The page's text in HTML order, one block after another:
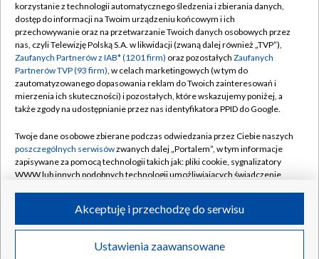
TVP
Abonament TVP
Emisja w TVP
Centrum informacji TVP
Naziemna Telewizja Cyfrowa
Rada Programowa
System NOS
Informacje o nadawcy
Program dla prasy
Regulamin TVP
Polityka prywatności
Moje zgody
Pomoc
Kontakt
Kanały
©2026 Telewizja Polska S.A. w likwidacji
korzystanie z technologii automatycznego śledzenia i zbierania danych,
dostęp do informacji na Twoim urządzeniu końcowym i ich
przechowywanie oraz na przetwarzanie Twoich danych osobowych przez
nas, czyli Telewizję Polską S.A. w likwidacji (zwaną dalej również „TVP”),
Zaufanych Partnerów z IAB* (1201 firm) oraz pozostałych Zaufanych
Partnerów TVP (93 firm), w celach marketingowych (w tym do
zautomatyzowanego dopasowania reklam do Twoich zainteresowań i
mierzenia ich skuteczności) i pozostałych, które wskazujemy poniżej, a
także zgody na udostępnianie przez nas identyfikatora PPID do Google.
Twoje dane osobowe zbierane podczas odwiedzania przez Ciebie naszych
poszczególnych serwisówzwanych dalej „Portalem”, w tym informacje
zapisywane za pomocą technologii takich jak: pliki cookie, sygnalizatory
WWW lub innych podobnych technologii umożliwiających świadczenie
ruchu w Internecie.
Twoje dane osobowe zbierane podczas odwiedzania przez Ciebie
poszczególnych serwisówna Portalu, takie jak adresy IP, identyfikatory
Ustawienia zaawansowane
Akceptuję i przechodzę do serwisu